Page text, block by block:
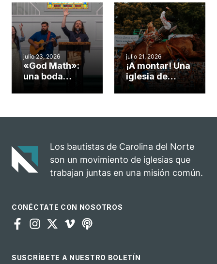
Cary se
convirtió en un
insólito campo
misionero te
cuento
obra de Dios
durante la
Semana
ServeNC
julio 23, 2026
«God Math»:
una boda
celebra el
julio 21, 2026
¡A montar! Una
iglesia de
rodeo anual en
para el
ministerio
Los bautistas de Carolina del Norte
son un movimiento de iglesias que
trabajan juntas en una misión común.
CONÉCTATE CON NOSOTROS
SUSCRÍBETE A NUESTRO BOLETÍN